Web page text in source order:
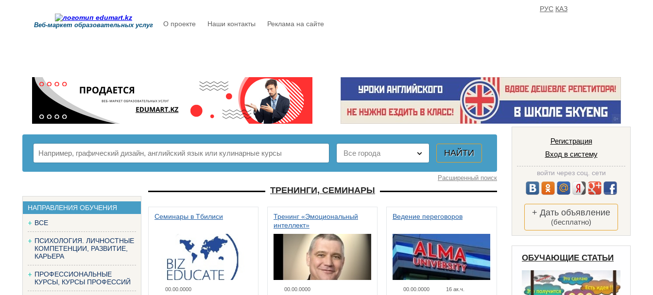
Веб-маркет образовательных услуг О проекте Наши контакты Реклама на сайте
РУС КАЗ
Расширенный поиск
НАПРАВЛЕНИЯ ОБУЧЕНИЯ
ВСЕ
ПСИХОЛОГИЯ. ЛИЧНОСТНЫЕ
КОМПЕТЕНЦИИ, РАЗВИТИЕ,
КАРЬЕРА
ПРОФЕССИОНАЛЬНЫЕ
КУРСЫ, КУРСЫ ПРОФЕССИЙ
ТРЕНИНГИ, СЕМИНАРЫ
Семинары в Тбилиси
00.00.0000
Тренинг «Эмоциональный
интеллект»
00.00.0000
Ведение переговоров
00.00.0000 16 ак.ч.
Регистрация
Вход в систему
войти через соц. сети
+ Дать объявление
(бесплатно)
ОБУЧАЮЩИЕ СТАТЬИ